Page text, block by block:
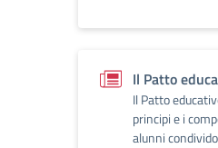
Il Patto
Il Patto
principi e i
alunni